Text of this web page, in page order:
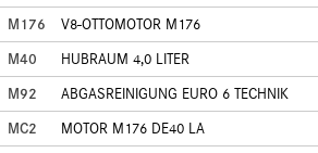
M176
V8-OTTOMOTOR M176
M40
HUBRAUM 4,0 LITER
M92
ABGASREINIGUNG EURO 6 TECHNIK
MC2
MOTOR M176 DE40 LA